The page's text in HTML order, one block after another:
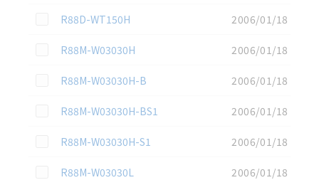
この資料を選択
R88D-WT150H
2006/01/18
この資料を選択
R88M-W03030H
2006/01/18
この資料を選択
R88M-W03030H-B
2006/01/18
この資料を選択
R88M-W03030H-BS1
2006/01/18
この資料を選択
R88M-W03030H-S1
2006/01/18
この資料を選択
R88M-W03030L
2006/01/18